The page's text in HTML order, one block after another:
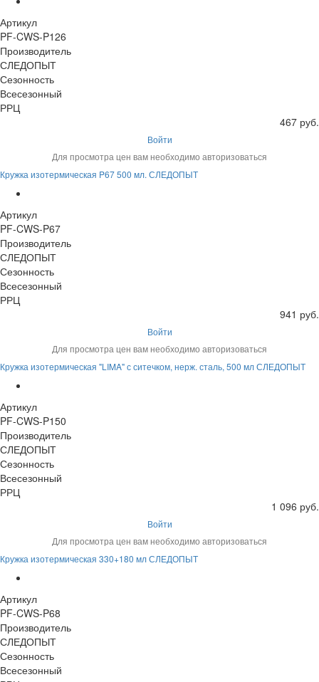
Артикул
PF-CWS-P126
Производитель
СЛЕДОПЫТ
Сезонность
Всесезонный
РРЦ
467 руб.
Войти
Для просмотра цен вам необходимо авторизоваться
Кружка изотермическая P67 500 мл. СЛЕДОПЫТ
Артикул
PF-CWS-P67
Производитель
СЛЕДОПЫТ
Сезонность
Всесезонный
РРЦ
941 руб.
Войти
Для просмотра цен вам необходимо авторизоваться
Кружка изотермическая "LIMA" с ситечком, нерж. сталь, 500 мл СЛЕДОПЫТ
Артикул
PF-CWS-P150
Производитель
СЛЕДОПЫТ
Сезонность
Всесезонный
РРЦ
1 096 руб.
Войти
Для просмотра цен вам необходимо авторизоваться
Кружка изотермическая 330+180 мл СЛЕДОПЫТ
Артикул
PF-CWS-P68
Производитель
СЛЕДОПЫТ
Сезонность
Всесезонный